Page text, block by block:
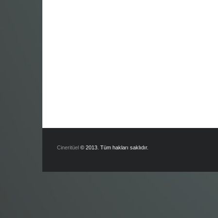
Cineritüel © 2013. Tüm hakları saklıdır.